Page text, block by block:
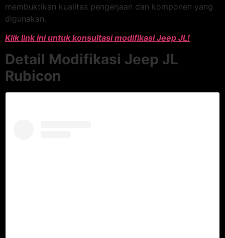
membuktikan kualitas pengerjaan dan komponen yang
digunakan.
Klik link ini untuk konsultasi modifikasi Jeep JL!
Detail Modifikasi Jeep JL
Rubicon